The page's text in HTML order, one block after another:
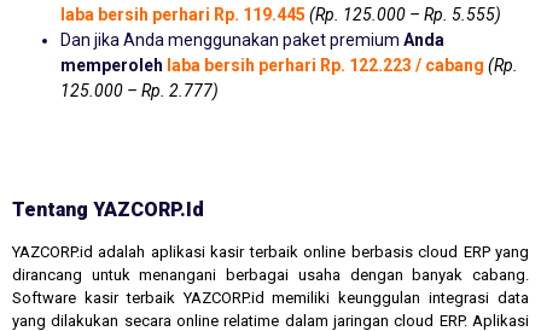
laba bersih perhari Rp. 119.445 (Rp. 125.000 – Rp. 5.555)
Dan jika Anda menggunakan paket premium Anda
memperoleh laba bersih perhari Rp. 122.223 / cabang (Rp.
125.000 – Rp. 2.777)
Tentang YAZCORP.id
YAZCORP.id adalah aplikasi kasir terbaik online berbasis cloud ERP yang
dirancang untuk menangani berbagai usaha dengan banyak cabang.
Software kasir terbaik YAZCORP.id memiliki keunggulan integrasi data
yang dilakukan secara online relatime dalam jaringan cloud ERP. Aplikasi